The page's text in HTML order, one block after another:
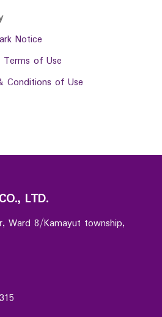
Notice
Terms of Use
Conditions of Use
LTD.
Ward 8/Kamayut township,